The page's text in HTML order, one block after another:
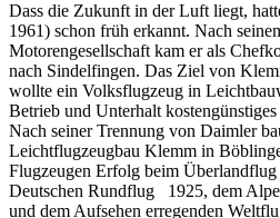
Dass die Zukunft in der Luft liegt,
1961) schon früh erkannt. Nach
Motorengesellschaft kam er als
nach Sindelfingen. Das Ziel von
wollte ein Volksflugzeug in
Betrieb und Unterhalt
Nach seiner Trennung von Daimler
Leichtflugzeugbau Klemm in
Flugzeugen Erfolg beim
Deutschen Rundflug 1925, dem
und dem Aufsehen erregenden